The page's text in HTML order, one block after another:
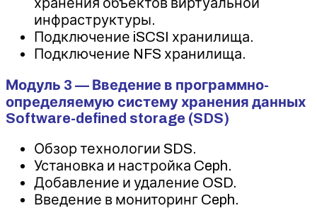
инфраструктуры.
Подключение iSCSI хранилища.
Подключение NFS хранилища.
Модуль 3 — Введение в программно-
определяемую систему хранения данных
Software-defined storage (SDS)
Обзор технологии SDS.
Установка и настройка Ceph.
Добавление и удаление OSD.
Введение в мониторинг Ceph.